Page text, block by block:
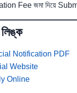
Fee জমা দিয়ে
Notification PDF
Website
Online